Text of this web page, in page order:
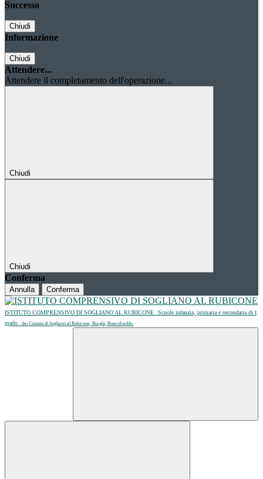
Successo
Chiudi
Informazione
Chiudi
Attendere...
Attendere il completamento dell'operazione...
Chiudi
Chiudi
Conferma
Annulla Conferma
ISTITUTO COMPRENSIVO DI SOGLIANO AL RUBICONE
Scuole infanzia, primaria e secondaria di I
grado
dei Comuni di Sogliano al Rubicone, Borghi, Roncofreddo